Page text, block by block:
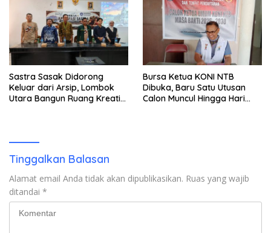
Kunjung Tuntas
Sastra Sasak Didorong
Keluar dari Arsip, Lombok
Utara Bangun Ruang Kreatif
Bursa Ketua KONI NTB
Dibuka, Baru Satu Utusan
Calon Muncul Hingga Hari
Tinggalkan Balasan
Alamat email Anda tidak akan dipublikasikan. Ruas yang wajib
ditandai *